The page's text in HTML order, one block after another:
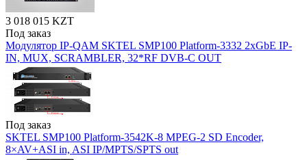
3 018 015 KZT
Под заказ
Модулятор IP-QAM SKTEL SMP100 Platform-3332 2xGbE IP-
IN, MUX, SCRAMBLER, 32*RF DVB-C OUT
Под заказ
SKTEL SMP100 Platform-3542K-8 MPEG-2 SD Encoder,
8×AV+ASI in, ASI IP/MPTS/SPTS out